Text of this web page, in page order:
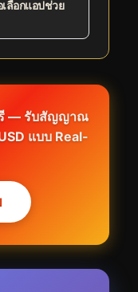
อกแอปช่วย
รี — รับสัญญาณ
แบบ Real-